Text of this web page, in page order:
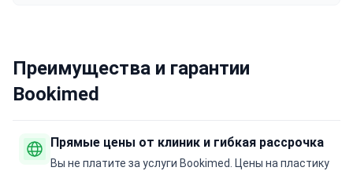
Преимущества и гарантии
Bookimed
Прямые цены от клиник и гибкая рассрочка
Вы не платите за услуги Bookimed. Цены на пластику